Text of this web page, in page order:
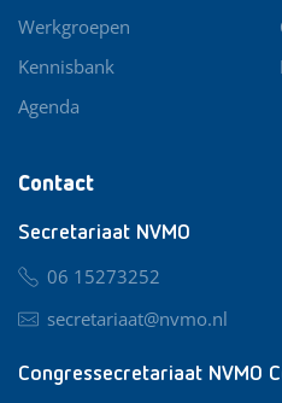
Contact
Secretariaat NVMO
06 15273252
secretariaat@nvmo.nl
Congressecretariaat NVMO
Werkgroepen
Kennisbank
Agenda